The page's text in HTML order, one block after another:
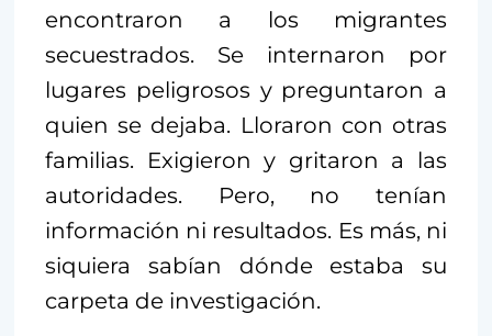
encontraron a los migrantes
secuestrados. Se internaron por
lugares peligrosos y preguntaron a
quien se dejaba. Lloraron con otras
familias. Exigieron y gritaron a las
autoridades. Pero, no tenían
información ni resultados. Es más, ni
siquiera sabían dónde estaba su
carpeta de investigación.